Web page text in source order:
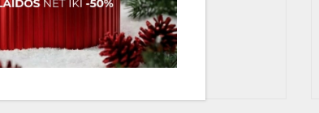
FYNE AUDIO F501S BROWN EXPO
1,999.00€1,499.00